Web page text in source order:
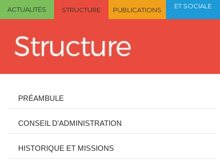
ACTUALITÉS STRUCTURE PUBLICATIONS
ET SOCIALE
PRÉAMBULE
CONSEIL D'ADMINISTRATION
HISTORIQUE ET MISSIONS